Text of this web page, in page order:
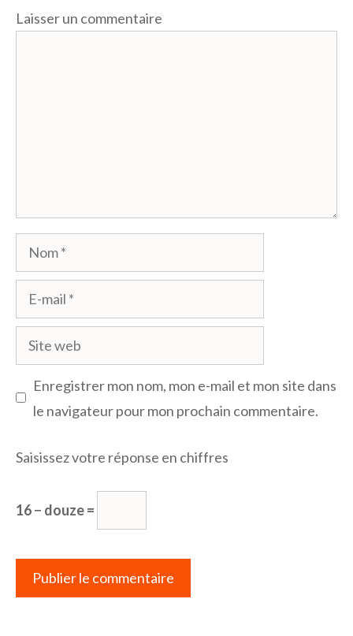
Laisser un commentaire
Nom
mail
Site
web
Enregistrer mon nom, mon e-mail et mon site dans
le navigateur pour mon prochain commentaire.
Saisissez votre réponse en chiffres
16 − douze =